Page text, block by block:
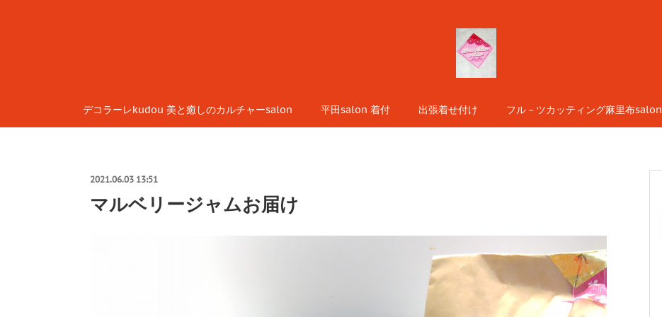
デコラーレkudou 美と癒しのカルチャーsalon 平田salon 着付 出張着せ付け フル－ツカッティング麻里布salon
2021.06.03 13:51
マルベリージャムお届け